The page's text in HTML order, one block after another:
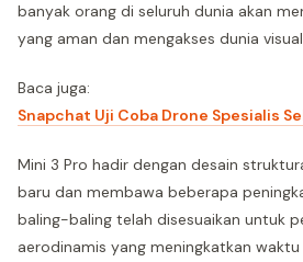
banyak orang di seluruh dunia akan
yang aman dan mengakses dunia visual
Baca juga:
Snapchat Uji Coba Drone Spesialis
Mini 3 Pro hadir dengan desain
baru dan membawa beberapa
baling-baling telah disesuaikan untuk
aerodinamis yang meningkatkan